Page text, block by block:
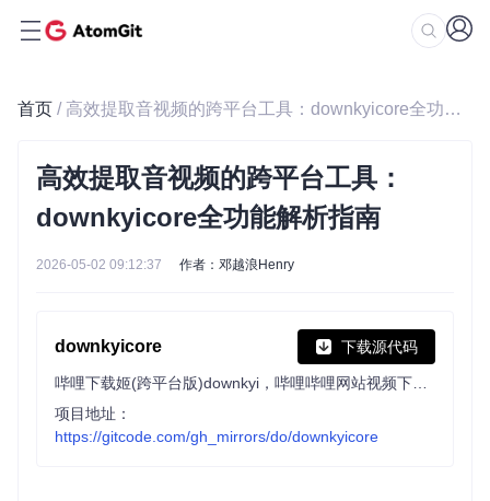
首页 / 高效提取音视频的跨平台工具：downkyicore全功能解析指南
高效提取音视频的跨平台工具：
downkyicore全功能解析指南
2026-05-02 09:12:37 作者：邓越浪Henry
downkyicore 下载源代码
项目地址：
https://gitcode.com/gh_mirrors/do/downkyicore